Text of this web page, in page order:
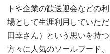
トや企業の歓送迎会などの
場として生涯利用していた
田幸さん）という思いを持
方々に人気のソールフード